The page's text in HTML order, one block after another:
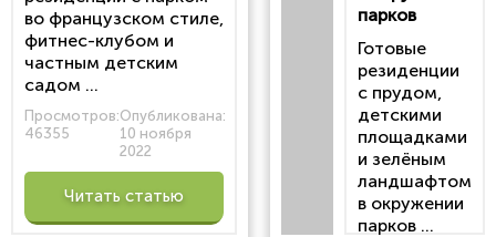
во французском стиле,
фитнес-клубом и
частным детским
садом ...
Просмотров:
46355
Опубликована:
10 ноября
2022
Читать статью
парков
Готовые
резиденции
с прудом,
детскими
площадками
и зелёным
ландшафтом
в окружении
парков ...